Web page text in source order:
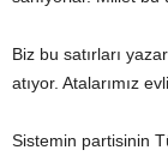
Biz bu satırları
atıyor. Atalarımız
Sistemin partisinin